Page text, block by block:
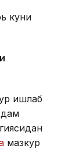
куни
ишлаб
мазкур